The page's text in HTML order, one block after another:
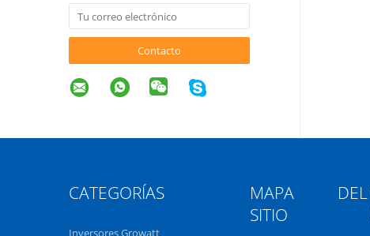
Contacto
CATEGORÍAS
Inversores Growatt
MAPA DEL
SITIO